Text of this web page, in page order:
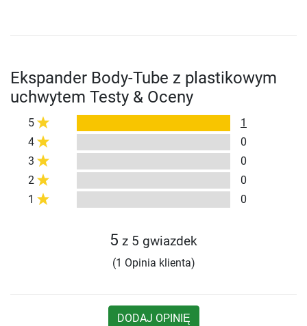
Ekspander Body-Tube z plastikowym
uchwytem Testy & Oceny
5
1
4
0
3
0
2
0
1
0
5 z 5 gwiazdek
(1 Opinia klienta)
DODAJ OPINIĘ